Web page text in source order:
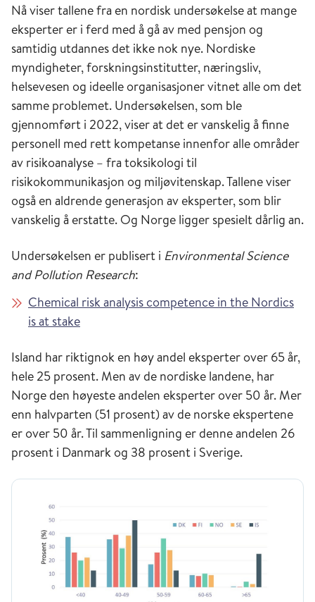
Nå viser tallene fra en nordisk undersøkelse at mange
eksperter er i ferd med å gå av med pensjon og
samtidig utdannes det ikke nok nye. Nordiske
myndigheter, forskningsinstitutter, næringsliv,
helsevesen og ideelle organisasjoner vitnet alle om det
samme problemet. Undersøkelsen, som ble
gjennomført i 2022, viser at det er vanskelig å finne
personell med rett kompetanse innenfor alle områder
av risikoanalyse – fra toksikologi til
risikokommunikasjon og miljøvitenskap. Tallene viser
også en aldrende generasjon av eksperter, som blir
vanskelig å erstatte. Og Norge ligger spesielt dårlig an.
Undersøkelsen er publisert i Environmental Science
and Pollution Research:
Chemical risk analysis competence in the Nordics
is at stake
Island har riktignok en høy andel eksperter over 65 år,
hele 25 prosent. Men av de nordiske landene, har
Norge den høyeste andelen eksperter over 50 år. Mer
enn halvparten (51 prosent) av de norske ekspertene
er over 50 år. Til sammenligning er denne andelen 26
prosent i Danmark og 38 prosent i Sverige.